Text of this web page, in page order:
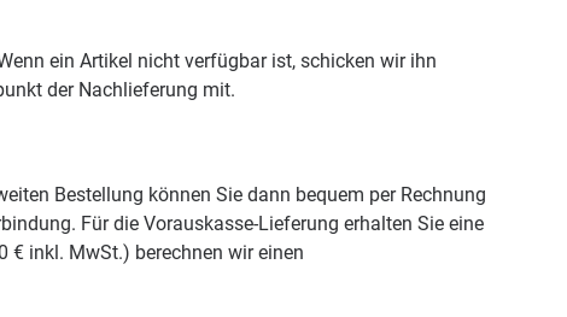
ein Artikel nicht verfügbar ist, schicken wir ihn
der Nachlieferung mit.
Bestellung können Sie dann bequem per Rechnung
Für die Vorauskasse-Lieferung erhalten Sie eine
inkl. MwSt.) berechnen wir einen